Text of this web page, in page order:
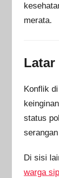
merata.
Latar
Konflik
status
Di sisi
warga